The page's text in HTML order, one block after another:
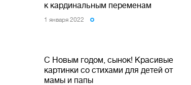
к кардинальным переменам
1 января 2022
С Новым годом, сынок! Красивые
картинки со стихами для детей от
мамы и папы